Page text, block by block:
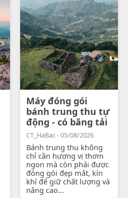
Máy đóng gói
bánh trung thu tự
động - có băng tải
CT_HaBac - 05/08/2026
Bánh trung thu không
chỉ cần hương vị thơm
ngon mà còn phải được
đóng gói đẹp mắt, kín
khí để giữ chất lượng và
nâng cao...